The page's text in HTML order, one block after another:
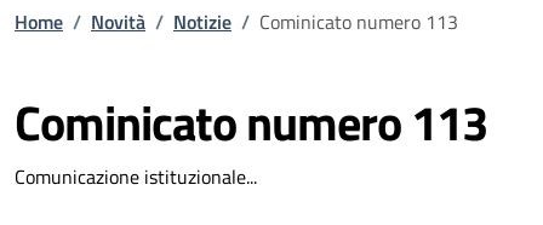
Home / Novità / Notizie / Cominicato numero 113
Cominicato numero 113
Comunicazione istituzionale...